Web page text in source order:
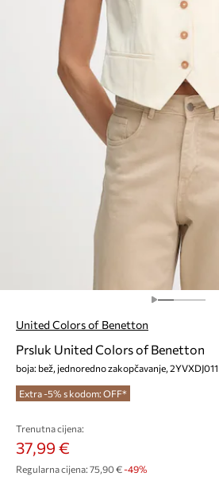
United Colors of Benetton
Prsluk United Colors of Benetton
boja: bež, jednoredno zakopčavanje, 2YVXDJ011
Extra -5% s kodom: OFF*
Trenutna cijena:
37,99 €
Regularna cijena: 75,90 €-49%